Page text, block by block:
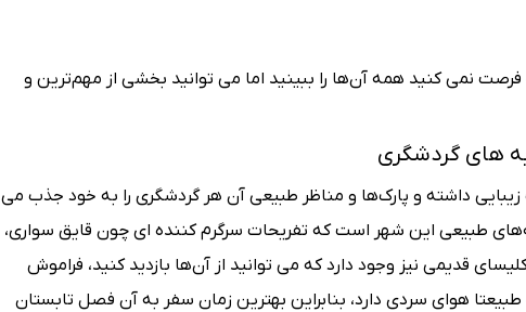
نمی کنید همه آن‌ها را ببینید اما می توانید بخشی از مهم‌ترین و
های گردشگری
داشته و پارک‌ها و مناظر طبیعی آن هر گردشگری را به خود جذب می
طبیعی این شهر است که تفریحات سرگرم کننده ای چون قایق سواری،
قدیمی نیز وجود دارد که می توانید از آن‌ها بازدید کنید، فراموش
هوای سردی دارد، بنابراین بهترین زمان سفر به آن فصل تابستان